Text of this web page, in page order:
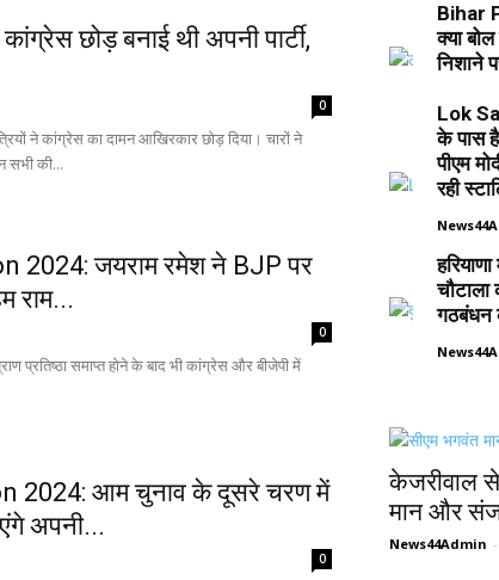
छोड़ बनाई थी अपनी पार्टी,
0
ने कांग्रेस का दामन आखिरकार छोड़ दिया। चारों ने
सभी की...
2024: जयराम रमेश ने BJP पर
राम...
0
प्रतिष्ठा समाप्त होने के बाद भी कांग्रेस और बीजेपी में
2024: आम चुनाव के दूसरे चरण में
अपनी...
0
Bihar
क्या
निशाने
Lok
के पास है
पीएम
रही
चौटाला
गठबंधन
केजरीवाल
मान और
News44Admin -